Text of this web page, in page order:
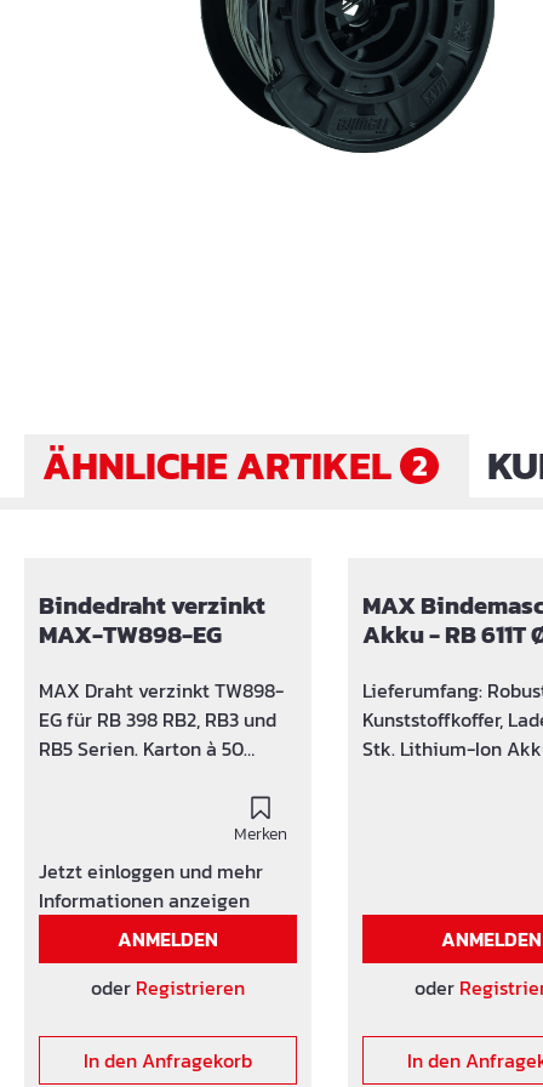
ÄHNLICHE ARTIKEL 2
Bindedraht verzinkt
MAX-TW898-EG
MAX Draht verzinkt TW898-
EG für RB 398 RB2, RB3 und
RB5 Serien. Karton à 50
Merken
Jetzt einloggen und mehr
Informationen anzeigen
ANMELDEN
oder Registrieren
In den Anfragekorb
MAX
Akku - RB 611T
Lieferumfang:
Kunststoffkoffer,
Stk. Lithium-Ion
Bindungen pro
1,00 mm
Handgriff
Höhere Festigkeit
stabile Bindungen
ANMELDEN
oder
In den